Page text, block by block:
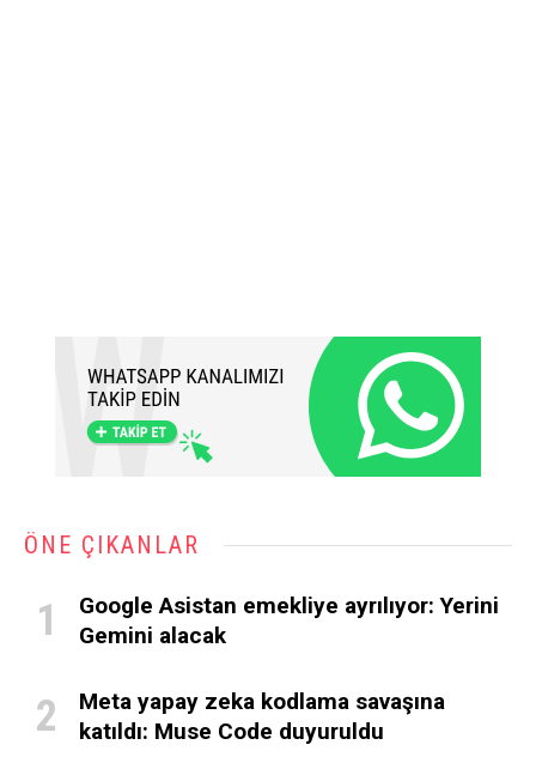
ÖNE ÇIKANLAR
Google Asistan emekliye ayrılıyor: Yerini
Gemini alacak
Meta yapay zeka kodlama savaşına
katıldı: Muse Code duyuruldu